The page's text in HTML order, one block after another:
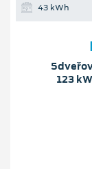
43 kWh
123